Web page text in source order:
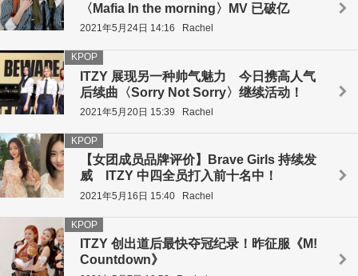
〈Mafia In the morning〉MV 已破亿
2021年5月24日 14:16 Rachel
ITZY 展现另一种帅气魅力 今日携高人气
后续曲〈Sorry Not Sorry〉继续活动！
KPOP
2021年5月20日 15:39 Rachel
【女团成员品牌评价】Brave Girls 持续发
威 ITZY 中四全员打入前十名中！
KPOP
2021年5月16日 15:40 Rachel
ITZY 创出道后最快夺冠纪录！昨征服《M!
Countdown》
KPOP